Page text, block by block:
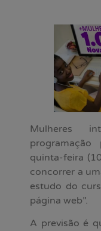
Mulheres
quinta-feira
concorrer a
estudo do
página web”.
A previsão é